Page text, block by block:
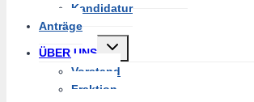
Kandidatur
Anträge
ÜBER UNS
Untermenü
Vorstand
Fraktion